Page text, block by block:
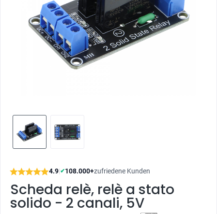
4.9|✔108.000+zufriedene Kunden
Scheda relè, relè a stato
solido - 2 canali, 5V